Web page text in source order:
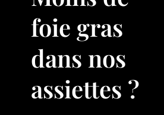
foie gras
dans nos
assiettes ?